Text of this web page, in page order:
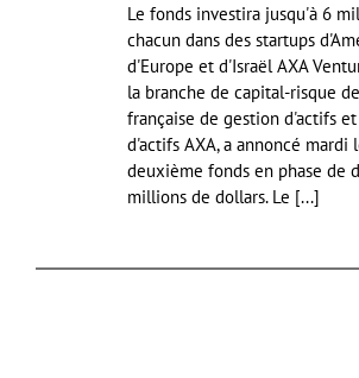
Le fonds investira jusqu'à 6
chacun dans des startups
d'Europe et d'Israël AXA
la branche de capital-risque
française de gestion d'actifs
d'actifs AXA, a annoncé mardi
deuxième fonds en phase de
millions de dollars. Le [...]